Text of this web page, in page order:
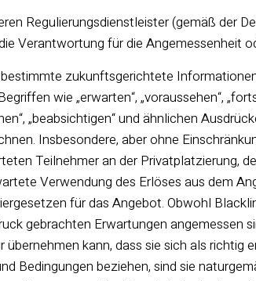
Regulierungsdienstleister (gemäß der
Verantwortung für die Angemessenheit
zukunftsgerichtete
wie „erwarten“, „voraussehen“,
„beabsichtigen“ und ähnlichen
Insbesondere, aber ohne
Teilnehmer an der Privatplatzierung,
Verwendung des Erlöses aus dem
für das Angebot. Obwohl
gebrachten Erwartungen angemessen
übernehmen kann, dass sie sich als
Bedingungen beziehen, sind sie